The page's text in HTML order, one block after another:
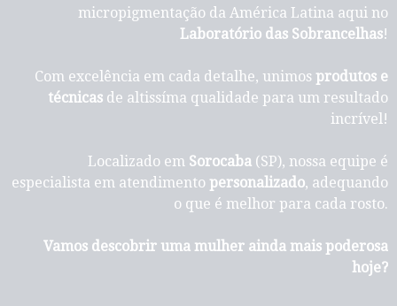
micropigmentação da América Latina aqui no
Laboratório das Sobrancelhas!
Com excelência em cada detalhe, unimos produtos e
técnicas de altissíma qualidade para um resultado
incrível!
Localizado em Sorocaba (SP), nossa equipe é
especialista em atendimento personalizado, adequando
o que é melhor para cada rosto.
Vamos descobrir uma mulher ainda mais poderosa
hoje?